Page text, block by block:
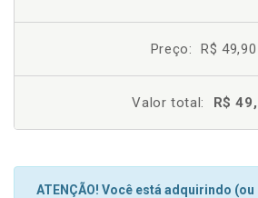
Preço: R$ 49,90
Valor total: R$
ATENÇÃO! Você está adquirindo